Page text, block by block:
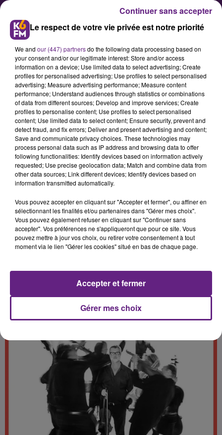
L’Ecrin accueille le Sirba Octet !
Le 14 mars prochain, la salle de
spectacle « L’Ecrin », à Talant,
accueillera le Sirba Octet.
L'occasion pour le groupe de
présenter son concert " Tantz ! ".
directeur artistique et violoniste de
Sirba, a répondu aux questions de
K6 FM.
Le respect de votre vie privée est notre priorité
We and our (447) partnersdo the following data processing based on
your consent and/or our legitimate interest: Store and/or access
information on a device; Use limited data to select advertising; Create
profiles for personalised advertising; Use profiles to select personalised
advertising; Measure advertising performance; Measure content
performance; Understand audiences through statistics or combinations
of data from different sources; Develop and improve services; Create
profiles to personalise content; Use profiles to select personalised
content; Use limited data to select content; Ensure security, prevent and
detect fraud, and fix errors; Deliver and present advertising and content;
Save and communicate privacy choices. These technologies may
process personal data such as IP address and browsing data to offer
following functionalities: Identify devices based on information actively
requested; Use precise geolocation data; Match and combine data from
other data sources; Link different devices; Identify devices based on
information transmitted automatically.
Vous pouvez accepter en cliquant sur "Accepter et fermer", ou affiner en
sélectionnant les finalités et/ou partenaires dans "Gérer mes choix".
Vous pouvez également refuser en cliquant sur "Continuer sans
accepter". Vos préférences ne s'appliqueront que pour ce site. Vous
pouvez mettre à jour vos choix, ou retirer votre consentement à tout
moment via le lien "Gérer les cookies" situé en bas de chaque page.
Gérer mes choix
Accepter et fermer
Continuer sans accepter